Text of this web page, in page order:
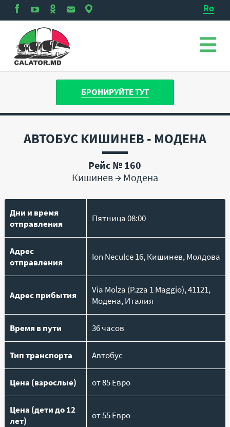
Ro
БРОНИРУЙТЕ ТУТ
АВТОБУС КИШИНЕВ - МОДЕНА
Рейс № 160
Кишинев→Модена
Дни и время
отправления
Пятница 08:00
Адрес
отправления
Ion Neculce 16, Кишинев, Молдова
Адрес прибытия
Via Molza (P.zza 1 Maggio), 41121,
Модена, Италия
Время в пути 36 часов
Тип транспорта Автобус
Цена (взрослые) от 85 Евро
Цена (дети до 12
лет)
от 55 Евро